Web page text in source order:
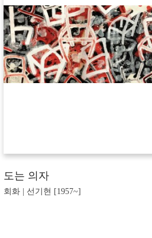
도는 의자
회화 | 선기현 [1957~]